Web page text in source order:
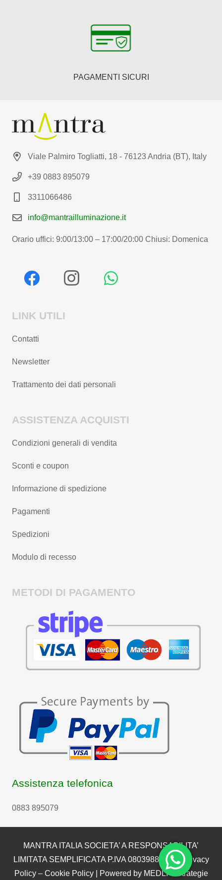
PAGAMENTI SICURI
Viale Palmiro Togliatti, 18 - 76123 Andria (BT), Italy
+39 0883 895079
3311066486
info@mantrailluminazione.it
Orario uffici: 9:00/13:00 – 17:00/20:00 Chiusi: Domenica
LINK UTILI
Contatti
Newsletter
Trattamento dei dati personali
ASSISTENZA ACQUISTI
Condizioni generali di vendita
Sconti e coupon
Informazione di spedizione
Pagamenti
Spedizioni
Modulo di recesso
METODI DI PAGAMENTO
Assistenza telefonica
0883 895079
MANTRA ITALIA SOCIETA’ A RESPONSABILITA’
LIMITATA SEMPLIFICATA P.IVA 08039880722 | Privacy
Policy– Cookie Policy| Powered by MEDLI – Strategie